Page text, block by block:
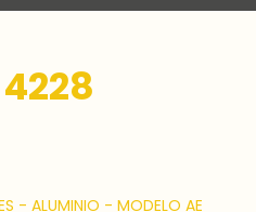
4228
- ALUMINIO - MODELO AE